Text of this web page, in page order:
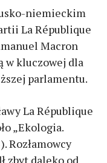
niemieckim
La République
Macron
w kluczowej dla
parlamentu.
La République
„Ekologia.
Rozłamowcy